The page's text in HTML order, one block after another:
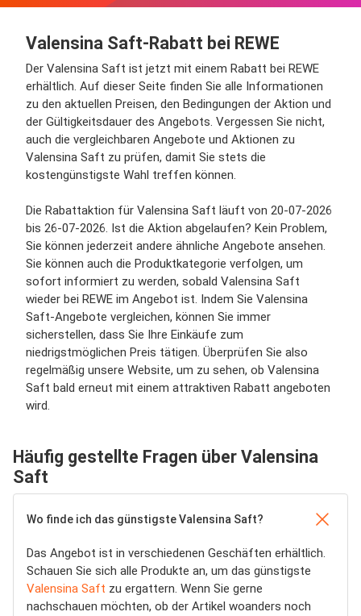
Valensina Saft-Rabatt bei REWE
Der Valensina Saft ist jetzt mit einem Rabatt bei REWE
erhältlich. Auf dieser Seite finden Sie alle Informationen
zu den aktuellen Preisen, den Bedingungen der Aktion und
der Gültigkeitsdauer des Angebots. Vergessen Sie nicht,
auch die vergleichbaren Angebote und Aktionen zu
Valensina Saft zu prüfen, damit Sie stets die
kostengünstigste Wahl treffen können.
Die Rabattaktion für Valensina Saft läuft von 20-07-2026
bis 26-07-2026. Ist die Aktion abgelaufen? Kein Problem,
Sie können jederzeit andere ähnliche Angebote ansehen.
Sie können auch die Produktkategorie verfolgen, um
sofort informiert zu werden, sobald Valensina Saft
wieder bei REWE im Angebot ist. Indem Sie Valensina
Saft-Angebote vergleichen, können Sie immer
sicherstellen, dass Sie Ihre Einkäufe zum
niedrigstmöglichen Preis tätigen. Überprüfen Sie also
regelmäßig unsere Website, um zu sehen, ob Valensina
Saft bald erneut mit einem attraktiven Rabatt angeboten
wird.
Häufig gestellte Fragen über Valensina
Saft
Wo finde ich das günstigste Valensina Saft?
Das Angebot ist in verschiedenen Geschäften erhältlich.
Schauen Sie sich alle Produkte an, um das günstigste
Valensina Saft zu ergattern. Wenn Sie gerne
nachschauen möchten, ob der Artikel woanders noch